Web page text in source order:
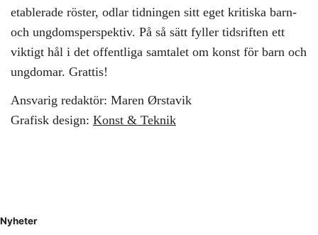
etablerade röster, odlar tidningen sitt eget kritiska barn-
och ungdomsperspektiv. På så sätt fyller tidsriften ett
viktigt hål i det offentliga samtalet om konst för barn och
ungdomar. Grattis!
Ansvarig redaktör: Maren Ørstavik
Grafisk design: Konst & Teknik
Nyheter